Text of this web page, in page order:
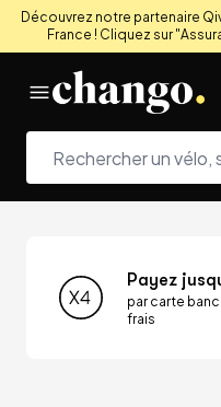
Découvrez notre partenaire
France ! Cliquez sur
Payez
par carte
frais